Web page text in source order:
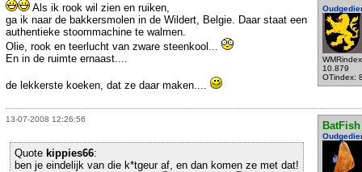
10.879
OTindex:
Als ik rook wil zien en ruiken,
ga ik naar de bakkersmolen in de Wildert, Belgie. Daar staat een
authentieke stoommachine te walmen.
Olie, rook en teerlucht van zware steenkool...
En in de ruimte ernaast....
de lekkerste koeken, dat ze daar maken....
13-07-2008 12:26:56
BatFish
Quote kippies66:
ben je eindelijk van die k*tgeur af, en dan komen ze met dat!